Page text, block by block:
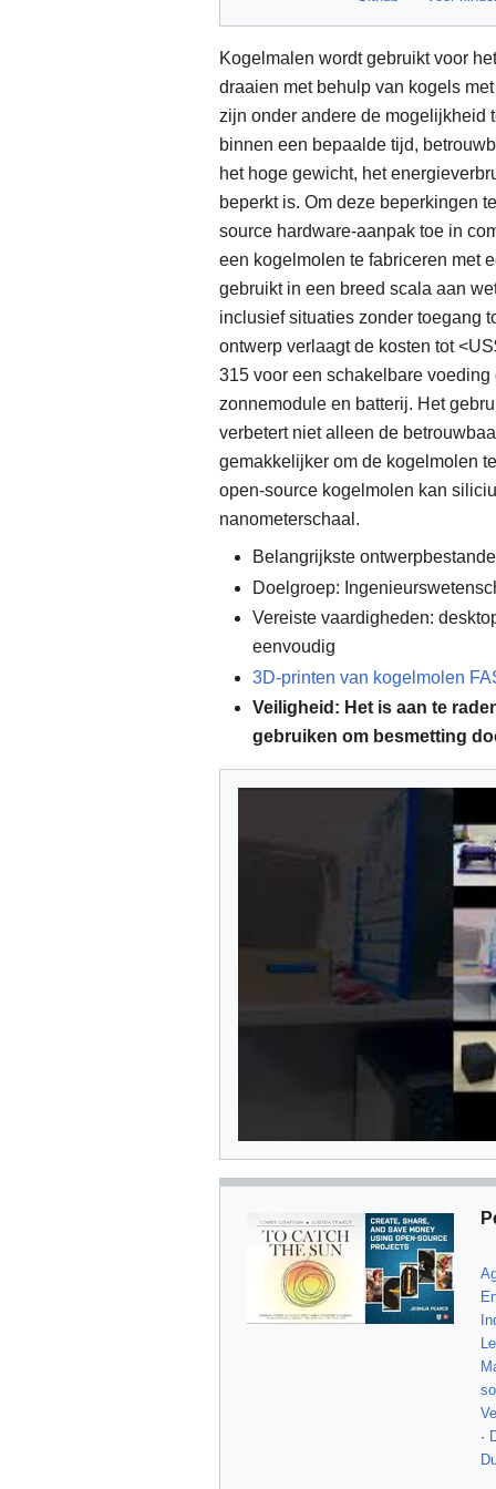
Kogelmalen wordt gebruikt voor
draaien met behulp van kogels
zijn onder andere de mogelijkheid
binnen een bepaalde tijd,
het hoge gewicht, het
beperkt is. Om deze beperkingen
source hardware-aanpak toe in
een ​​kogelmolen te fabriceren met
gebruikt in een breed scala aan
inclusief situaties zonder toegang
ontwerp verlaagt de kosten tot
315 voor een schakelbare
zonnemodule en batterij. Het
verbetert niet alleen de
gemakkelijker om de kogelmolen
open-source kogelmolen kan
nanometerschaal.
Belangrijkste
Doelgroep:
Vereiste vaardigheden:
eenvoudig
3D-printen van kogelmolen
Veiligheid: Het is aan te
gebruiken om besmetting
·